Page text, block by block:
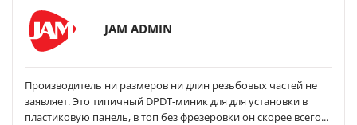
JAM ADMIN
Производитель ни размеров ни длин резьбовых частей не
заявляет. Это типичный DPDT-миник для для установки в
пластиковую панель, в топ без фрезеровки он скорее всего...